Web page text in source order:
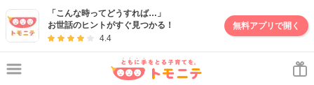
「こんな時ってどうすれば…」
お世話のヒントがすぐ見つかる！
4.4
無料アプリで開く